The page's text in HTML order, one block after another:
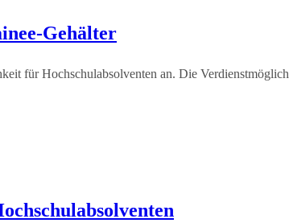
Gehälter
für Hochschulabsolventen an. Die